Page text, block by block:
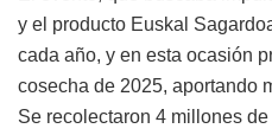
y el producto Euskal
cada año, y en esta ocasión
cosecha de 2025, aportando
Se recolectaron 4 millones